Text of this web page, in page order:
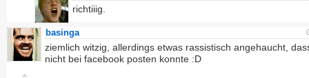
richtiiig.
basinga
ziemlich witzig, allerdings etwas rassistisch angehaucht,
nicht bei facebook posten konnte :D